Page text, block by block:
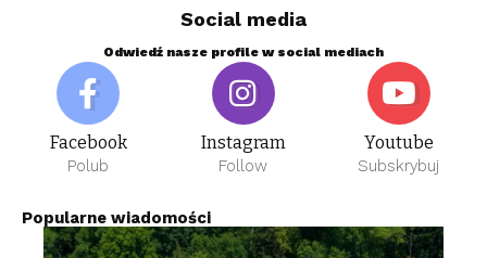
Social media
Odwiedź nasze profile w social mediach
Facebook
Polub
Instagram
Follow
Youtube
Subskrybuj
Popularne wiadomości